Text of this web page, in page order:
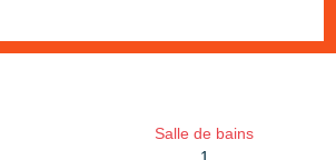
Salle de bains
1